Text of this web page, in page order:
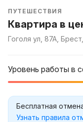
ПУТЕШЕСТВИЯ
Квартира в
Гоголя ул, 87А,
Уровень работы в
Бесплатная
Узнать правила